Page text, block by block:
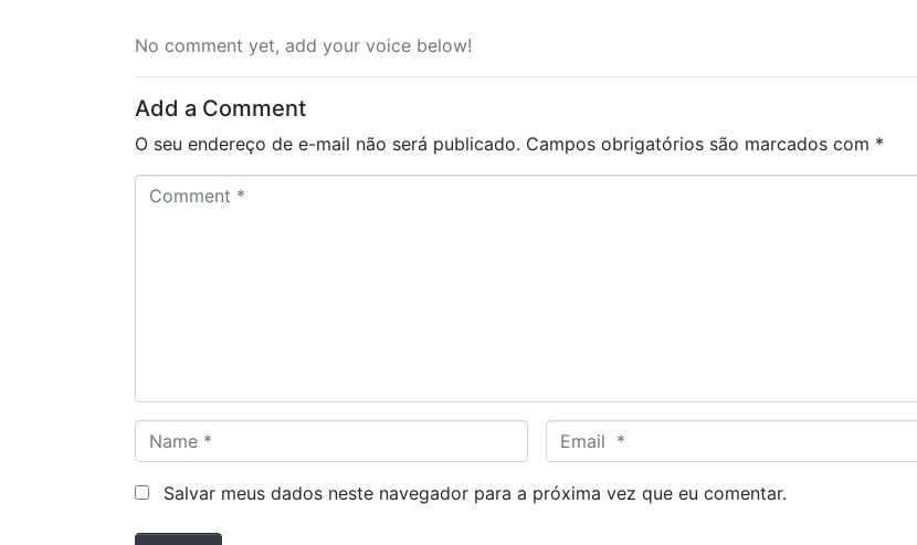
No comment yet, add your voice below!
Add a Comment
O seu endereço de e-mail não será publicado. Campos obrigatórios são marcados com *
a
m
*
m
a
Salvar meus dados neste navegador para a próxima vez que eu comentar.